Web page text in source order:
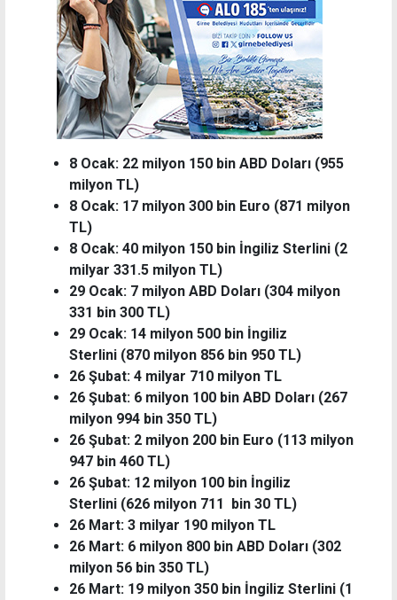
8 Ocak: 22 milyon 150 bin ABD Doları (955
milyon TL)
8 Ocak: 17 milyon 300 bin Euro (871 milyon
TL)
8 Ocak: 40 milyon 150 bin İngiliz Sterlini (2
milyar 331.5 milyon TL)
29 Ocak: 7 milyon ABD Doları (304 milyon
331 bin 300 TL)
29 Ocak: 14 milyon 500 bin İngiliz
Sterlini (870 milyon 856 bin 950 TL)
26 Şubat: 4 milyar 710 milyon TL
26 Şubat: 6 milyon 100 bin ABD Doları (267
milyon 994 bin 350 TL)
26 Şubat: 2 milyon 200 bin Euro (113 milyon
947 bin 460 TL)
26 Şubat: 12 milyon 100 bin İngiliz
Sterlini (626 milyon 711 bin 30 TL)
26 Mart: 3 milyar 190 milyon TL
26 Mart: 6 milyon 800 bin ABD Doları (302
milyon 56 bin 350 TL)
26 Mart: 19 milyon 350 bin İngiliz Sterlini (1